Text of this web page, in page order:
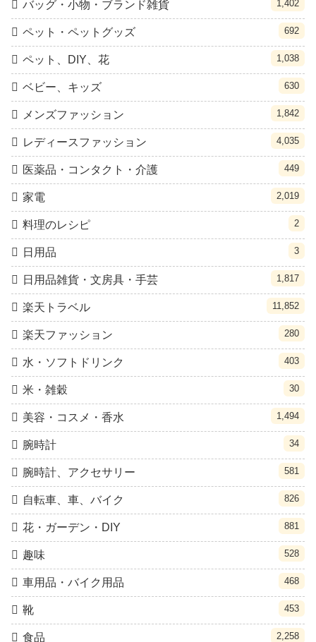
バッグ・小物・ブランド雑貨 1,402
ペット・ペットグッズ 692
ペット、DIY、花 1,038
ベビー、キッズ 630
メンズファッション 1,842
レディースファッション 4,035
医薬品・コンタクト・介護 449
家電 2,019
料理のレシピ 2
日用品 3
日用品雑貨・文房具・手芸 1,817
楽天トラベル 11,852
楽天ファッション 280
水・ソフトドリンク 403
米・雑穀 30
美容・コスメ・香水 1,494
腕時計 34
腕時計、アクセサリー 581
自転車、車、バイク 826
花・ガーデン・DIY 881
趣味 528
車用品・バイク用品 468
靴 453
食品 2,258